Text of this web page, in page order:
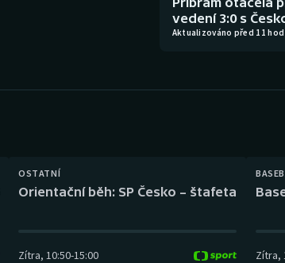
vedení 3:0 s
Aktualizováno před 11 hod
OSTATNÍ
Orientační běh: SP Česko – štafeta
Zítra, 10:50-15:00 Zítra,